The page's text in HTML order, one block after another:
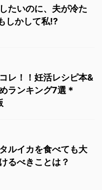
たいのに、夫が冷た
しかして私!?
レ！！妊活レシピ本&
ランキング7選＊
ルイカを食べても大
るべきことは？